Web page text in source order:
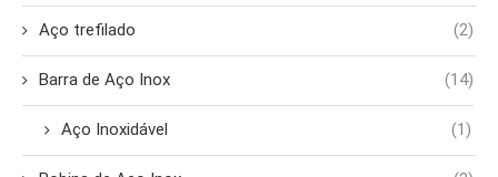
Aço trefilado (2)
Barra de Aço Inox (14)
Aço Inoxidável (1)